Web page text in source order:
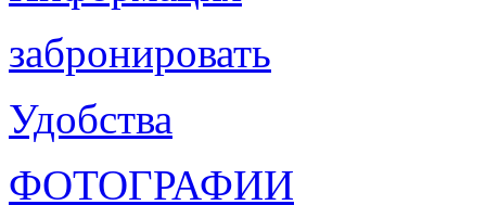
забронировать
Удобства
ФОТОГРАФИИ